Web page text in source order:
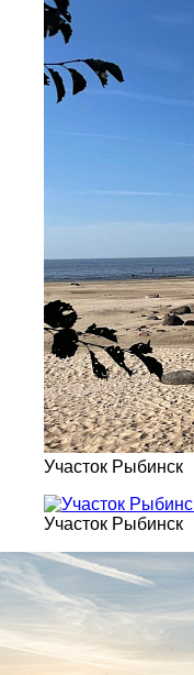
Участок Рыбинск
Участок Рыбинск